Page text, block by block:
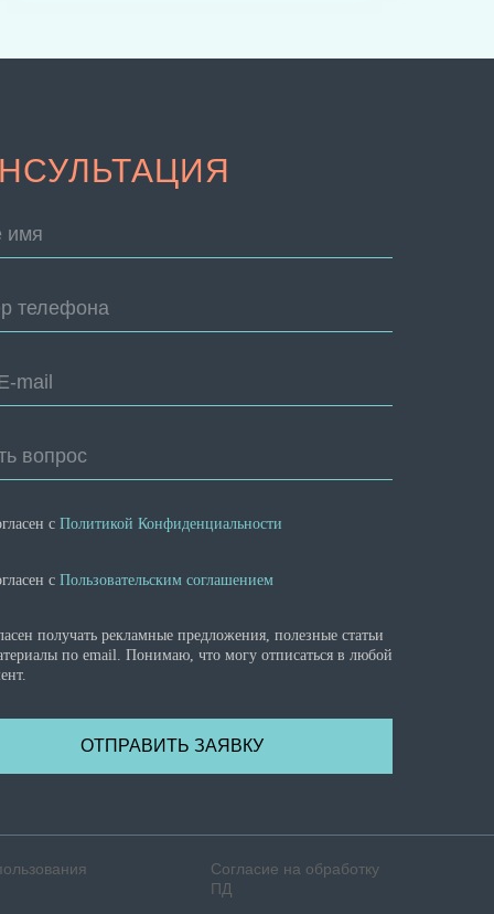
имя
телефона
mail
вопрос
с Политикой Конфиденциальности
с Пользовательским соглашением
получать рекламные предложения, полезные статьи
по email. Понимаю, что могу отписаться в любой
ОТПРАВИТЬ ЗАЯВКУ
Согласие на обработку
ПД